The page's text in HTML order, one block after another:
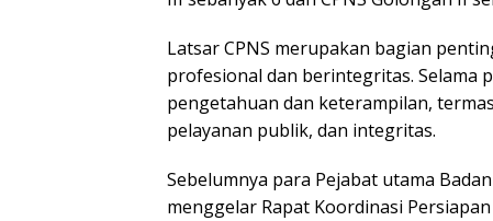
Latsar CPNS merupakan bagian
profesional dan berintegritas. Selama
pengetahuan dan keterampilan,
pelayanan publik, dan integritas.
Sebelumnya para Pejabat utama
menggelar Rapat Koordinasi